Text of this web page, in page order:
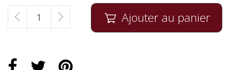
 Ajouter au panier